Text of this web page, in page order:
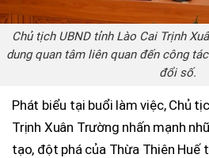
Chủ tịch UBND tỉnh Lào Cai Trịnh
dung quan tâm liên quan đến công
đổi số.
Phát biểu tại buổi làm việc, Chủ
Trịnh Xuân Trường nhấn mạnh
tạo, đột phá của Thừa Thiên Huế